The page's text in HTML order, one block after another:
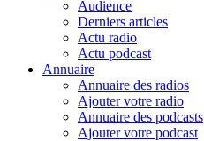
Audience
Derniers articles
Actu radio
Actu podcast
Annuaire
Annuaire des radios
Ajouter votre radio
Annuaire des podcasts
Ajouter votre podcast